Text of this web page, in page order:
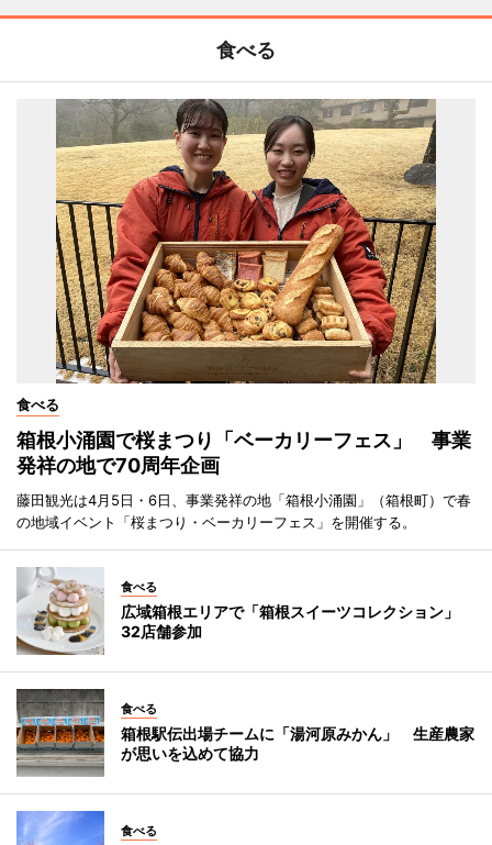
食べる
食べる
箱根小涌園で桜まつり「ベーカリーフェス」 事業
発祥の地で70周年企画
藤田観光は4月5日・6日、事業発祥の地「箱根小涌園」（箱根町）で春
の地域イベント「桜まつり・ベーカリーフェス」を開催する。
食べる
広域箱根エリアで「箱根スイーツコレクション」
32店舗参加
食べる
箱根駅伝出場チームに「湯河原みかん」 生産農家
が思いを込めて協力
食べる